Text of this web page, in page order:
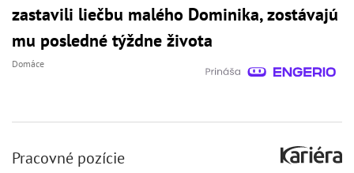
zastavili liečbu malého Dominika, zostávajú
mu posledné týždne života
Domáce
Pracovné pozície